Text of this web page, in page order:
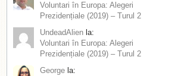
Voluntari în Europa: Alegeri
Prezidențiale (2019) – Turul 2
UndeadAlien la:
Voluntari în Europa: Alegeri
Prezidențiale (2019) – Turul 2
George la: